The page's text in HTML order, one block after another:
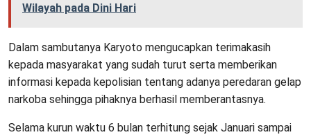
Wilayah pada Dini Hari
Dalam sambutanya Karyoto mengucapkan terimakasih
kepada masyarakat yang sudah turut serta memberikan
informasi kepada kepolisian tentang adanya peredaran gelap
narkoba sehingga pihaknya berhasil memberantasnya.
Selama kurun waktu 6 bulan terhitung sejak Januari sampai